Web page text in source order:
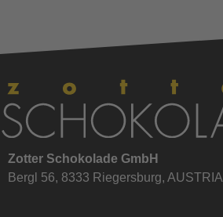
Zotter Schokolade GmbH
Bergl 56, 8333 Riegersburg, AUSTRIA